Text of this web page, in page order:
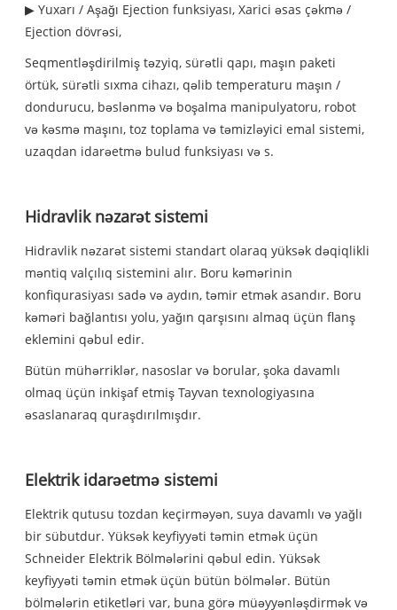
▶ Yuxarı / Aşağı Ejection funksiyası, Xarici əsas çəkmə /
Ejection dövrəsi,
Seqmentləşdirilmiş təzyiq, sürətli qapı, maşın paketi
örtük, sürətli sıxma cihazı, qəlib temperaturu maşın /
dondurucu, bəslənmə və boşalma manipulyatoru, robot
və kəsmə maşını, toz toplama və təmizləyici emal sistemi,
uzaqdan idarəetmə bulud funksiyası və s.
Hidravlik nəzarət sistemi
Hidravlik nəzarət sistemi standart olaraq yüksək dəqiqlikli
məntiq valçılıq sistemini alır. Boru kəmərinin
konfiqurasiyası sadə və aydın, təmir etmək asandır. Boru
kəməri bağlantısı yolu, yağın qarşısını almaq üçün flanş
eklemini qəbul edir.
Bütün mühərriklər, nasoslar və borular, şoka davamlı
olmaq üçün inkişaf etmiş Tayvan texnologiyasına
əsaslanaraq quraşdırılmışdır.
Elektrik idarəetmə sistemi
Elektrik qutusu tozdan keçirməyən, suya davamlı və yağlı
bir sübutdur. Yüksək keyfiyyəti təmin etmək üçün
Schneider Elektrik Bölmələrini qəbul edin. Yüksək
keyfiyyəti təmin etmək üçün bütün bölmələr. Bütün
bölmələrin etiketləri var, buna görə müəyyənləşdirmək və